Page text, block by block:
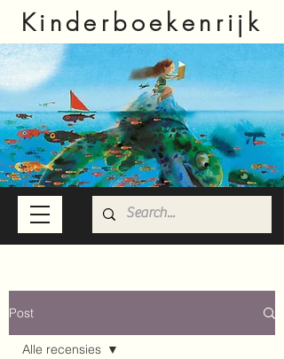
Kinderboekenrijk
Post
Alle recensies